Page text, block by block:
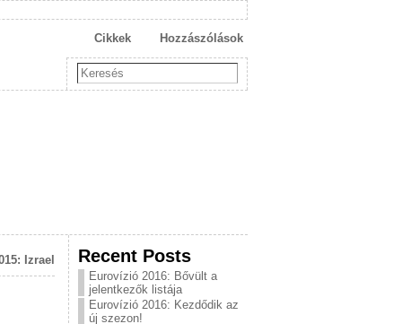
Hozzászólások
Cikkek
Izrael Recent Posts
Eurovízió 2016: Bővült a
jelentkezők listája
Eurovízió 2016: Kezdődik az
új szezon!